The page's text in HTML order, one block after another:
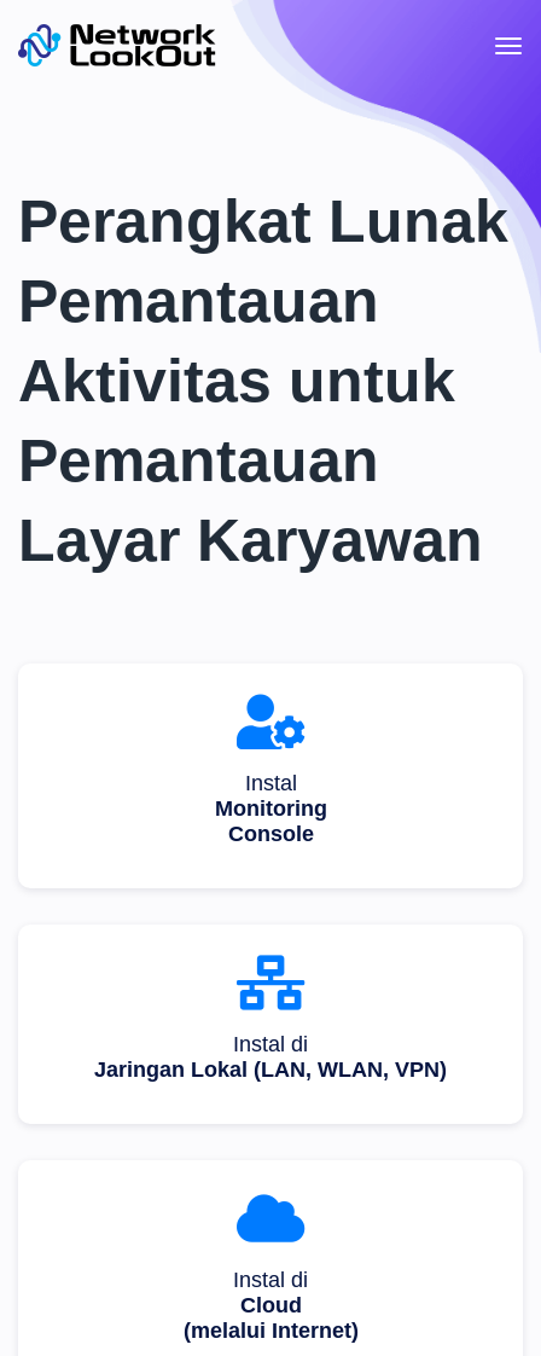
Perangkat Lunak
Pemantauan
Aktivitas untuk
Pemantauan
Layar Karyawan
Instal
Monitoring
Console
Instal di
Jaringan Lokal (LAN, WLAN, VPN)
Instal di
Cloud
(melalui Internet)